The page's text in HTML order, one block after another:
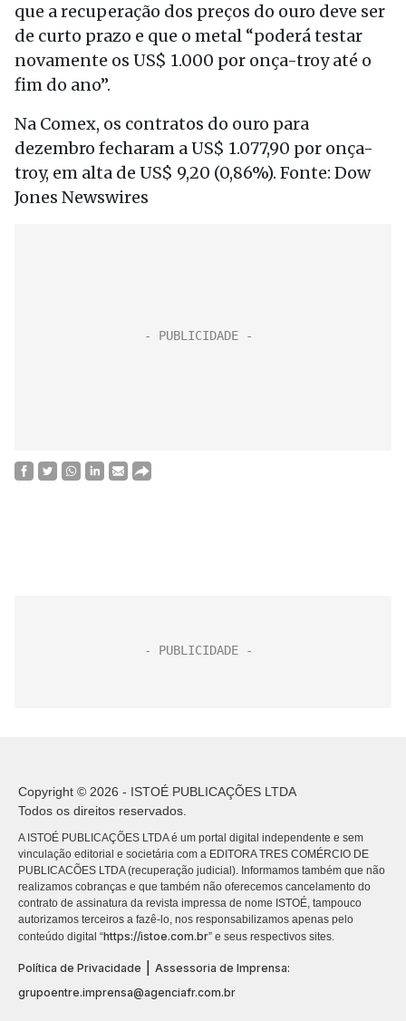
que a recuperação dos preços do ouro deve ser
de curto prazo e que o metal “poderá testar
novamente os US$ 1.000 por onça-troy até o
fim do ano”.
Na Comex, os contratos do ouro para
dezembro fecharam a US$ 1.077,90 por onça-
troy, em alta de US$ 9,20 (0,86%). Fonte: Dow
Jones Newswires
Copyright © 2026 - ISTOÉ PUBLICAÇÕES LTDA
Todos os direitos reservados.
A ISTOÉ PUBLICAÇÕES LTDA é um portal digital independente e sem
vinculação editorial e societária com a EDITORA TRES COMÉRCIO DE
PUBLICACÕES LTDA (recuperação judicial). Informamos também que não
realizamos cobranças e que também não oferecemos cancelamento do
contrato de assinatura da revista impressa de nome ISTOÉ, tampouco
autorizamos terceiros a fazê-lo, nos responsabilizamos apenas pelo
conteúdo digital “https://istoe.com.br” e seus respectivos sites.
Política de Privacidade
Assessoria de Imprensa:
grupoentre.imprensa@agenciafr.com.br